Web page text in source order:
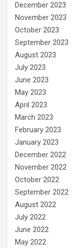
December 2023
November 2023
October 2023
September 2023
August 2023
July 2023
June 2023
May 2023
April 2023
March 2023
February 2023
January 2023
December 2022
November 2022
October 2022
September 2022
August 2022
July 2022
June 2022
May 2022